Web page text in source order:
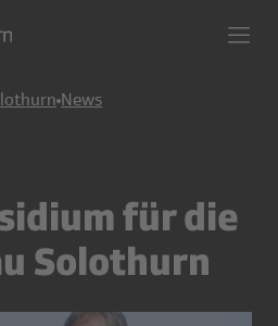
News
für die
Solothurn